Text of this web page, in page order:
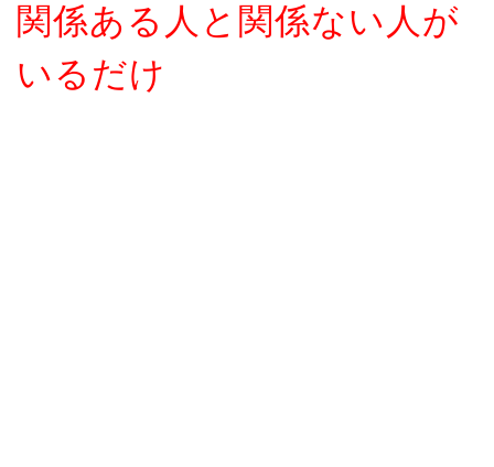
関係ある人と関係ない人が
いるだけ